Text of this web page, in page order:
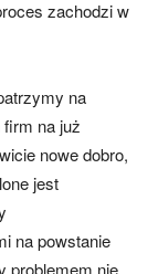
zachodzi w
na
na już
nowe dobro,
jest
na powstanie
problemem nie